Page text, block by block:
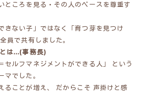
ところを見る・その人のペースを尊重す
きない子」ではなく「育つ芽を見つけ
員で共有しました。
は…(事務長)
セルフマネジメントができる人」 という
マでした。
ることが増え、 だからこそ 声掛けと感